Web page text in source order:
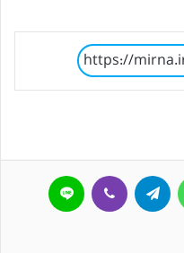
تلگرام وایبر